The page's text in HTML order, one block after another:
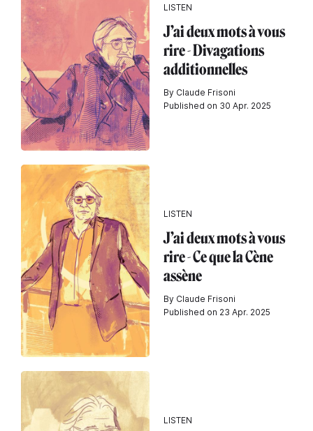
LISTEN
J’ai deux mots à vous
rire - Divagations
additionnelles
By Claude Frisoni
Published on 30 Apr. 2025
LISTEN
J’ai deux mots à vous
rire - Ce que la Cène
assène
By Claude Frisoni
Published on 23 Apr. 2025
LISTEN